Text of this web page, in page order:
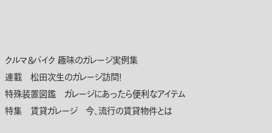
クルマ＆バイク 趣味のガレージ実例集
連載 松田次生のガレージ訪問！
特殊装置図鑑 ガレージにあったら便利なアイテム
特集 賃貸ガレージ 今、流行の賃貸物件とは